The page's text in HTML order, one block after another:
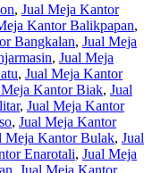
, Jual Meja Kantor
Kantor Balikpapan,
Bangkalan, Jual Meja
, Jual Meja
, Jual Meja Kantor
Kantor Biak, Jual
, Jual Meja Kantor
, Jual Meja Kantor
Meja Kantor Bulak, Jual
Enarotali, Jual Meja
, Jual Meja Kantor